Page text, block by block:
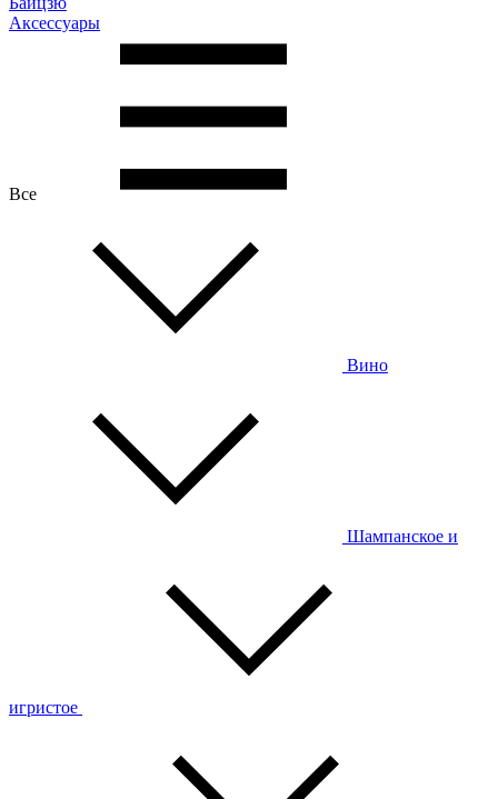
Аксессуары
Все
Вино
Шампанское и
игристое